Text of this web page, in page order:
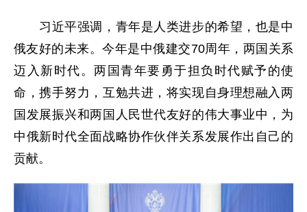
习近平强调，青年是人类进步的希望，也是中
俄友好的未来。今年是中俄建交70周年，两国关系
迈入新时代。两国青年要勇于担负时代赋予的使
命，携手努力，互勉共进，将实现自身理想融入两
国发展振兴和两国人民世代友好的伟大事业中，为
中俄新时代全面战略协作伙伴关系发展作出自己的
贡献。